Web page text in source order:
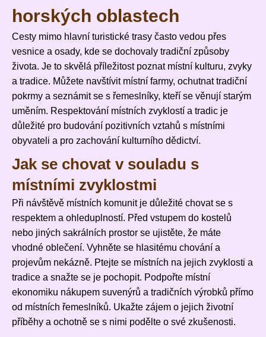
horských oblastech
Cesty mimo hlavní turistické trasy často vedou přes
vesnice a osady, kde se dochovaly tradiční způsoby
života. Je to skvělá příležitost poznat místní kulturu, zvyky
a tradice. Můžete navštívit místní farmy, ochutnat tradiční
pokrmy a seznámit se s řemeslníky, kteří se věnují starým
uměním. Respektování místních zvyklostí a tradic je
důležité pro budování pozitivních vztahů s místními
obyvateli a pro zachování kulturního dědictví.
Jak se chovat v souladu s
místními zvyklostmi
Při návštěvě místních komunit je důležité chovat se s
respektem a ohleduplností. Před vstupem do kostelů
nebo jiných sakrálních prostor se ujistěte, že máte
vhodné oblečení. Vyhněte se hlasitému chování a
projevům nekázně. Ptejte se místních na jejich zvyklosti a
tradice a snažte se je pochopit. Podpořte místní
ekonomiku nákupem suvenýrů a tradičních výrobků přímo
od místních řemeslníků. Ukažte zájem o jejich životní
příběhy a ochotně se s nimi podělte o své zkušenosti.